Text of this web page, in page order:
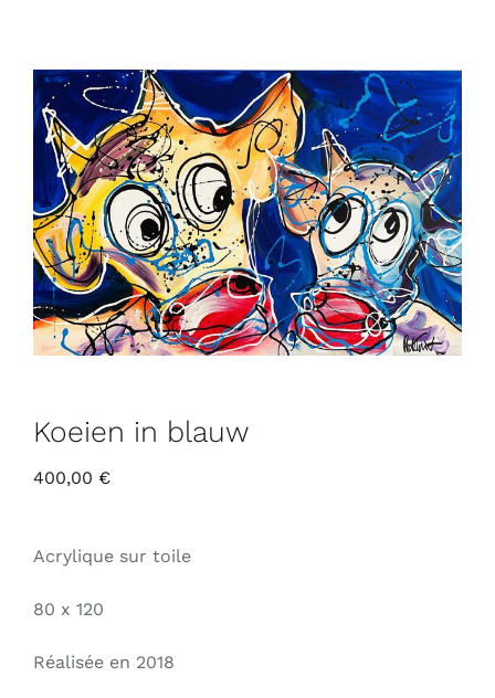
Koeien in blauw
400,00 €
Acrylique sur toile
80 x 120
Réalisée en 2018